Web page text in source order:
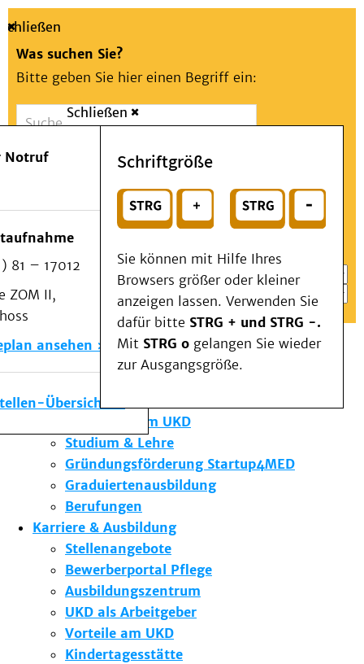
Suche
Schließen
Was suchen Sie?
Bitte geben Sie hier einen Begriff ein:
Suchen
oder
Wählen Sie ein Thema für Ihren Schnelleinstieg
Notfall
Schließen
Notruf
81 – 17012
ZOM II,
ansehen
Übersicht
Schriftgröße
Sie können mit Hilfe Ihres
Browsers größer oder kleiner
anzeigen lassen. Verwenden Sie
dafür bitte STRG + und STRG -.
Mit STRG o gelangen Sie wieder
zur Ausgangsgröße.
Menü
Patienten & Besucher
Kliniken/Institute/Zentren
Als Patient am UKD
Beratung und Unterstützung
Veranstaltungen
Kommunikation im Medizinwesen (KIM)
Notfall
Forschung & Lehre
Die Institute des UKD
Forschung am UKD
Studium & Lehre
Gründungsförderung Startup4MED
Graduiertenausbildung
Berufungen
Karriere & Ausbildung
Stellenangebote
Bewerberportal Pflege
Ausbildungszentrum
UKD als Arbeitgeber
Vorteile am UKD
Kindertagesstätte